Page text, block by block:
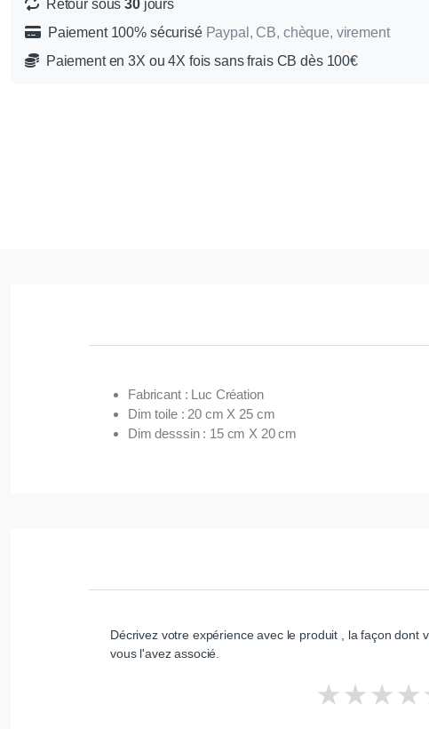
Retour sous30jours
Paiement 100% sécurisé Paypal, CB, chèque, virement
Paiement en 3X ou 4X fois sans frais CB dès 100€
Fabricant : Luc Création
Dim toile : 20 cm X 25 cm
Dim desssin : 15 cm X 20 cm
Décrivez votre expérience avec le produit , la façon
vous l'avez associé.